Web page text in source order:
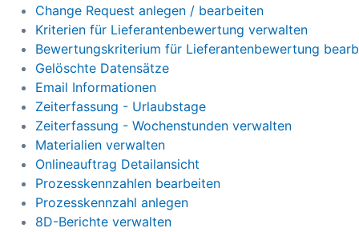
Change Request anlegen / bearbeiten
Kriterien für Lieferantenbewertung verwalten
Bewertungskriterium für Lieferantenbewertung
Gelöschte Datensätze
Email Informationen
Zeiterfassung - Urlaubstage
Zeiterfassung - Wochenstunden verwalten
Materialien verwalten
Onlineauftrag Detailansicht
Prozesskennzahlen bearbeiten
Prozesskennzahl anlegen
8D-Berichte verwalten